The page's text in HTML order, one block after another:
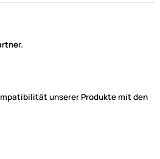
unserer Produkte mit den